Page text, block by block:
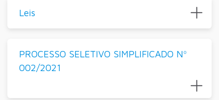
Leis
PROCESSO SELETIVO SIMPLIFICADO Nº
002/2021